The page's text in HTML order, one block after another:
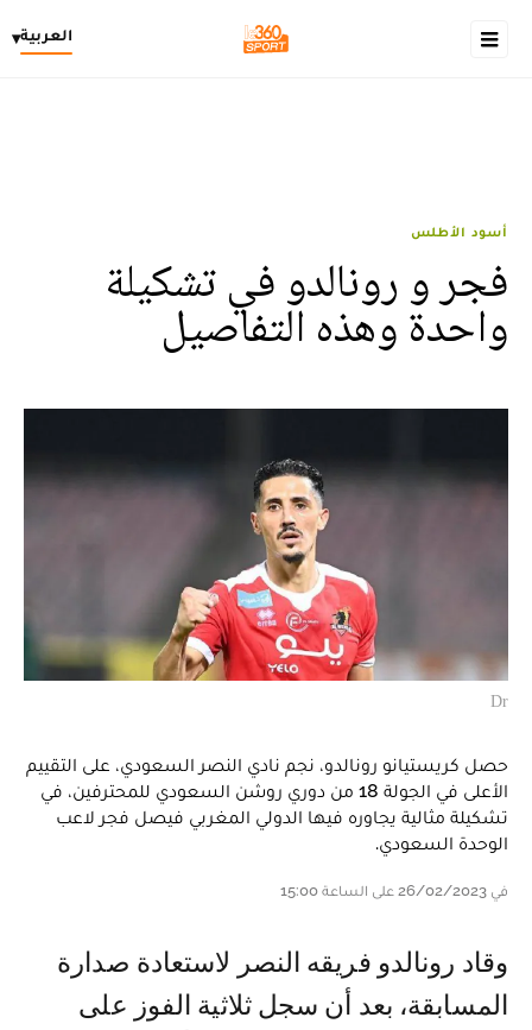
العربية▾
أسود الأطلس
فجر و رونالدو في تشكيلة
واحدة وهذه التفاصيل
Dr
حصل كريستيانو رونالدو، نجم نادي النصر السعودي، على التقييم
الأعلى في الجولة 18 من دوري روشن السعودي للمحترفين، في
تشكيلة مثالية يجاوره فيها الدولي المغربي فيصل فجر لاعب
الوحدة السعودي.
في 26/02/2023 على الساعة 15:00
وقاد رونالدو فريقه النصر لاستعادة صدارة
المسابقة، بعد أن سجل ثلاثية الفوز على